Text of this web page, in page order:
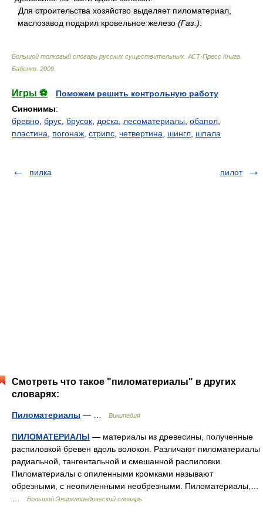
Для строительства хозяйство выделяет пиломатериал,
маслозавод подарил кровельное железо (Газ.).
Большой толковый словарь русских существительных. АСТ-Пресс Книга
Бабенко 2009
Игры ⚽
Поможем решить контрольную работу
Синонимы:
бревно, брус, брусок, доска, лесоматериалы, обапол,
пластина, погонаж, стрипс, четвертина, шингл, шпала
пилка пилот
Смотреть что такое "пиломатериалы" в других
словарях:
Пиломатериалы — … Википедия
ПИЛОМАТЕРИАЛЫ — материалы из древесины, полученные
распиловкой бревен вдоль волокон. Различают пиломатериалы
радиальной, тангентальной и смешанной распиловки.
Пиломатериалы с опиленными кромками называют
обрезными, с неопиленными необрезными. Пиломатериалы,…
…
Большой Энциклопедический словарь